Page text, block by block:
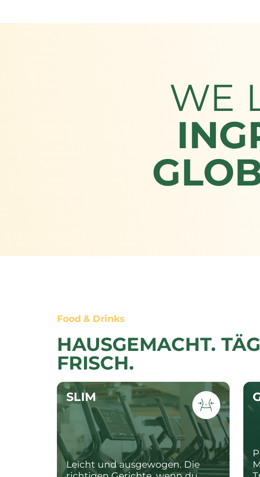
WE
Food & Drinks
HAUSGEMACHT.
FRISCH.
SLIM
Leicht und ausgewogen. Die